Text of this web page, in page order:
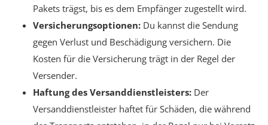
Pakets trägst, bis es dem Empfänger zugestellt wird.
Versicherungsoptionen: Du kannst die Sendung
gegen Verlust und Beschädigung versichern. Die
Kosten für die Versicherung trägt in der Regel der
Versender.
Haftung des Versanddienstleisters: Der
Versanddienstleister haftet für Schäden, die während